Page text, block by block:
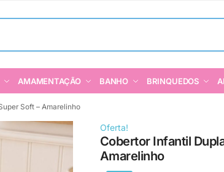
AMAMENTAÇÃO BANHO BRINQUEDOS
Soft – Amarelinho
Oferta!
Cobertor Infantil
Amarelinho